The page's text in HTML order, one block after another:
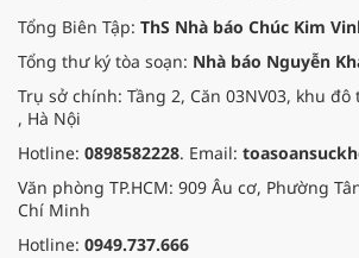
Tổng Biên Tập: ThS Nhà báo Chúc Kim
Tổng thư ký tòa soạn: Nhà báo Nguyễn
Trụ sở chính: Tầng 2, Căn 03NV03, khu
, Hà Nội
Hotline: 0898582228. Email:
Văn phòng TP.HCM: 909 Âu cơ, Phường
Chí Minh
Hotline: 0949.737.666